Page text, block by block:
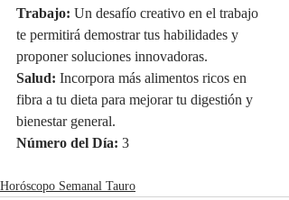
Trabajo: Un desafío creativo en el trabajo
te permitirá demostrar tus habilidades y
proponer soluciones innovadoras.
Salud: Incorpora más alimentos ricos en
fibra a tu dieta para mejorar tu digestión y
bienestar general.
Número del Día: 3
Horóscopo Semanal Tauro